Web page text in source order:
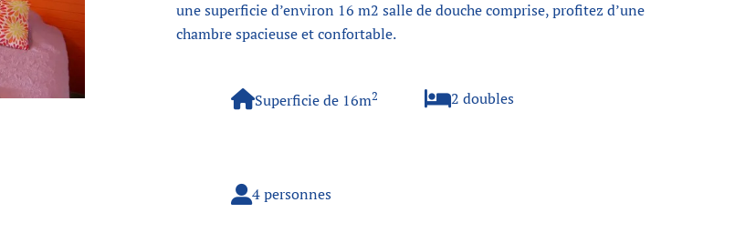
une superficie d’environ 16 m2 salle de douche comprise, profitez d’une
chambre spacieuse et confortable.
Superficie de 16m2
4 personnes
2 doubles